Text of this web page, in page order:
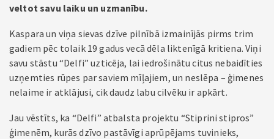
veltot savu laiku un uzmanību.
Kaspara un viņa sievas dzīve pilnībā izmainījās pirms trim
gadiem pēc tolaik 19 gadus vecā dēla liktenīgā kritiena. Viņi
savu stāstu “Delfi” uzticēja, lai iedrošinātu citus nebaidīties
uzņemties rūpes par saviem mīļajiem, un neslēpa – ģimenes
nelaime ir atklājusi, cik daudz labu cilvēku ir apkārt.
Jau vēstīts, ka “Delfi” atbalsta projektu “Stiprini stipros”
ģimenēm, kurās dzīvo pastāvīgi aprūpējams tuvinieks,